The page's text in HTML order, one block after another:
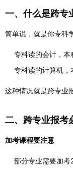
一、什么是跨专
简单说，就是你专科
专科读的会计，本
专科读的计算机，
这种情况就是跨专业
二、跨专业报考
加考课程要注意
部分专业需要加